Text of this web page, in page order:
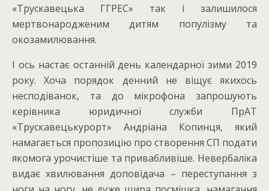
«Трускавецька ГГРЕС» так і залишилося
мертвонародженим дитям популізму та
окозамилювання.
І ось настає останній день календарної зими 2019
року. Хоча порядок денний не віщує якихось
несподіванок, та до мікрофона запрошують
керівника юридичної служби ПрАТ
«Трускавецькурорт» Андріана Копинця, який
намагається пропозицію про створення СП подати
якомога урочистіше та привабливіше. Невербаліка
видає хвилювання доповідача – переступання з